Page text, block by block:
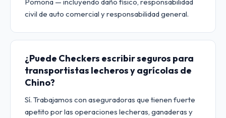
civil de auto comercial y responsabilidad general.
¿Puede Checkers escribir seguros para
transportistas lecheros y agrícolas de
Chino?
Sí. Trabajamos con aseguradoras que tienen fuerte
apetito por las operaciones lecheras, ganaderas y